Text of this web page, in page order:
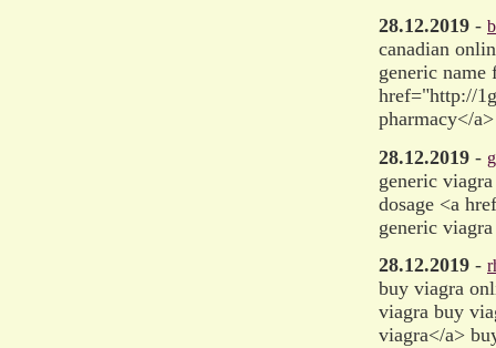
28.12.2019 -
canadian
generic
href="http://
pharmacy</
28.12.2019 -
generic
dosage <a
generic
28.12.2019 -
buy viagra
viagra buy
viagra</a>